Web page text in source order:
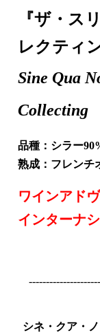
『ザ・ス
レクティ
Sine Qua
Collecting
品種：シラー
熟成：フレンチ
ワインアド
インターナ
シネ・クア・